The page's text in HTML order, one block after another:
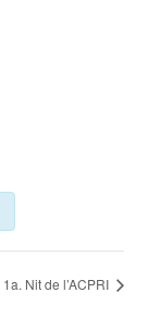
1a. Nit de l’ACPRI